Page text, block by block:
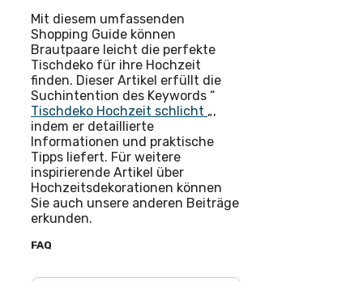
Mit diesem umfassenden
Shopping Guide können
Brautpaare leicht die perfekte
Tischdeko für ihre Hochzeit
finden. Dieser Artikel erfüllt die
Suchintention des Keywords “
Tischdeko Hochzeit schlicht „,
indem er detaillierte
Informationen und praktische
Tipps liefert. Für weitere
inspirierende Artikel über
Hochzeitsdekorationen können
Sie auch unsere anderen Beiträge
erkunden.
FAQ